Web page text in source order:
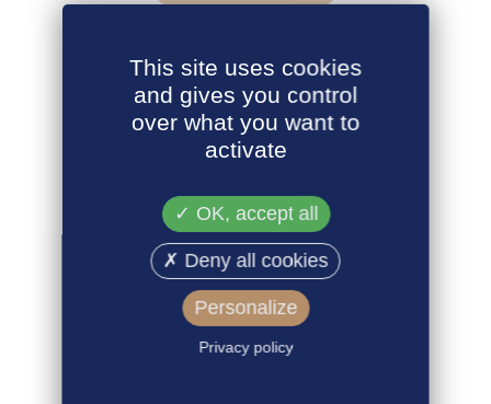
La fixation d’un prix d’une matière première,
entre tous les maillons d’une filière, apporte à
chaque acteur la confiance pour investir et
stabiliser, directement ou indirectement, les
AGIR POUR
L'ENVIRONNEMENT
This site uses cookies
and gives you control
over what you want to
activate
OK, accept all
Deny all cookies
Personalize
Privacy policy